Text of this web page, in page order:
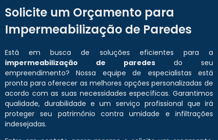
Solicite um Orçamento para
Impermeabilização de Paredes
Está em busca de soluções eficientes para a
impermeabilização de paredes do seu
empreendimento? Nossa equipe de especialistas está
pronta para oferecer as melhores opções personalizadas de
acordo com as suas necessidades específicas. Garantimos
qualidade, durabilidade e um serviço profissional que irá
proteger seu patrimônio contra umidade e infiltrações
indesejadas.